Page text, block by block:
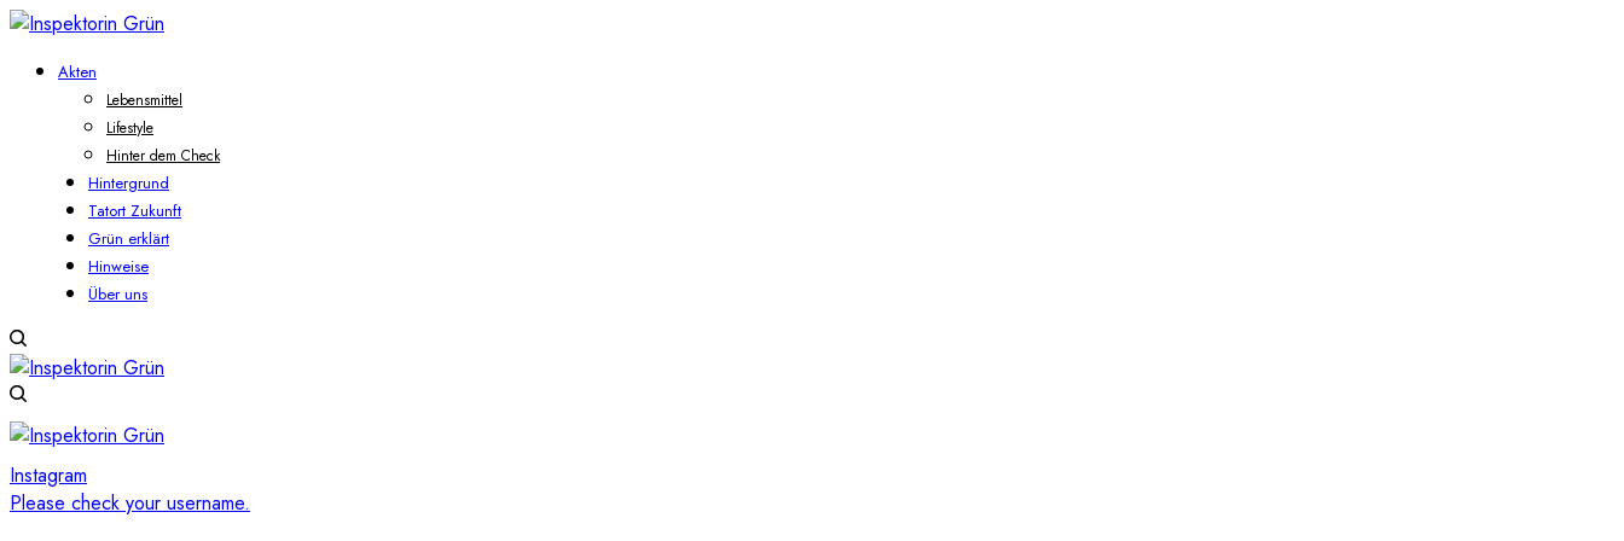
Akten
Lebensmittel
Lifestyle
Hinter dem Check
Hintergrund
Tatort Zukunft
Grün erklärt
Hinweise
Über uns
Instagram
Please check your username.